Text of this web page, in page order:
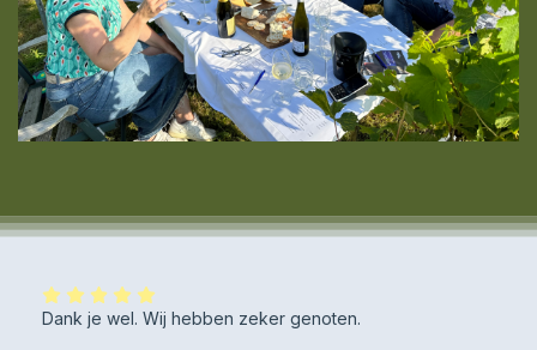
Dank je wel. Wij hebben zeker genoten.